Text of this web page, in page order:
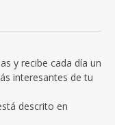
y recibe cada día un
interesantes de tu
descrito en